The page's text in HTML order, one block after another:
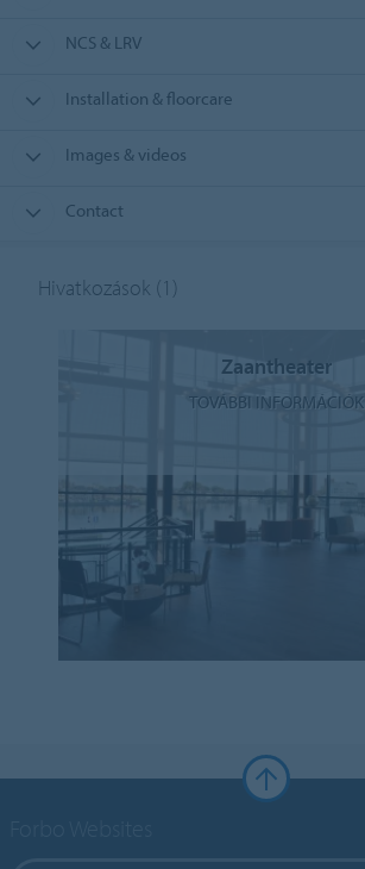
NCS & LRV
Installation & floorcare
Images & videos
Contact
Hivatkozások (1)
Zaantheater
TOVÁBBI INFORMÁCIÓK